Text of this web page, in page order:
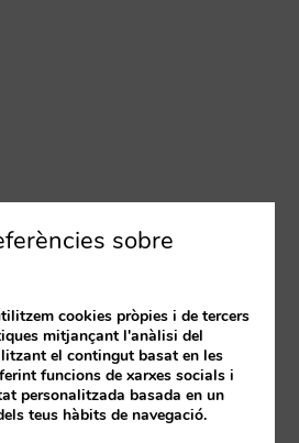
sobre
cookies pròpies i de tercers
mitjançant l'anàlisi del
el contingut basat en les
funcions de xarxes socials i
personalitzada basada en un
teus hàbits de navegació.